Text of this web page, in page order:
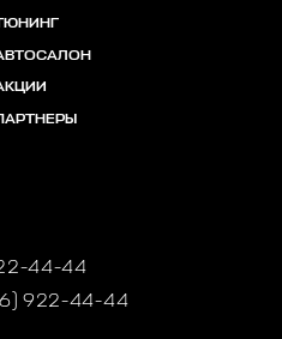
44-44
922-44-44